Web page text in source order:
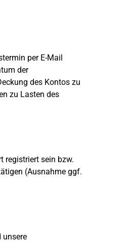
per E-Mail
der
des Kontos zu
zu Lasten des
registriert sein bzw.
(Ausnahme ggf.
unsere